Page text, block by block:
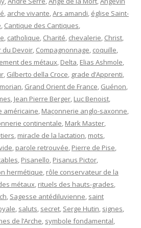
, arche vivante,Ars amandi, église Saint-
, Cantique des Cantiques,
, catholique, Charité, chevalerie, Christ,
du Devoir, Compagnonnage, coquille,
des métaux, Delta, Elias Ashmole,
, Gilberto della Croce, grade d’Apprenti,
, Grand Orient de France, Guénon,
, Jean Pierre Berger, Luc Benoist,
américaine, Maçonnerie anglo-saxonne,
continentale, Mark Master,
, miracle de la lactation, mots,
, parole retrouvée, Pierre de Pise,
, Pisanello, Pisanus Pictor,
hermétique, rôle conservateur de la
métaux, rituels des hauts-grades,
, Sagesse antédiluvienne, saint
, saluts, secret, Serge Hutin, signes,
de l’Arche, symbole fondamental,